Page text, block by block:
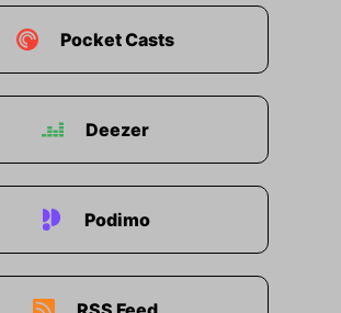
Pocket Casts
Deezer
Podimo